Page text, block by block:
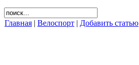
Главная | Велоспорт | Добавить статью